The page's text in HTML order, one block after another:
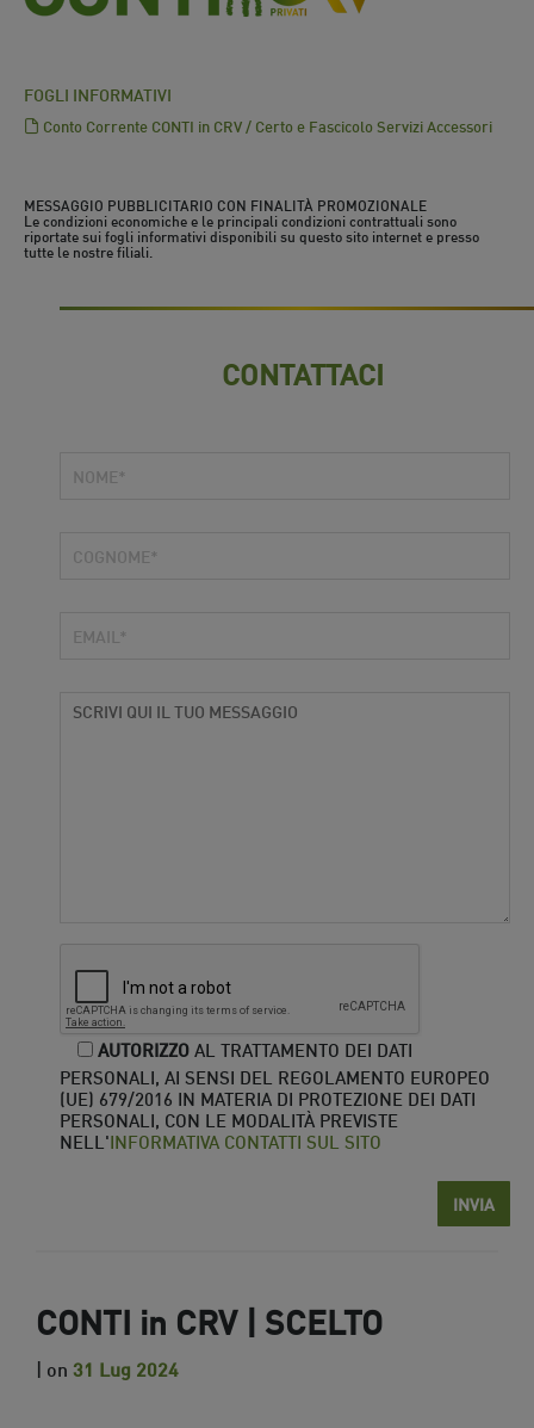
FOGLI INFORMATIVI
Conto Corrente CONTI in CRV / Certo e Fascicolo Servizi Accessori
MESSAGGIO PUBBLICITARIO CON FINALITÀ PROMOZIONALE
Le condizioni economiche e le principali condizioni contrattuali sono
riportate sui fogli informativi disponibili su questo sito internet e presso
tutte le nostre filiali.
CONTATTACI
AUTORIZZOAL TRATTAMENTO DEI DATI
PERSONALI, AI SENSI DEL REGOLAMENTO EUROPEO
(UE) 679/2016 IN MATERIA DI PROTEZIONE DEI DATI
PERSONALI, CON LE MODALITÀ PREVISTE
NELL'INFORMATIVA CONTATTI SUL SITO
CONTI in CRV | SCELTO
| on 31 Lug 2024